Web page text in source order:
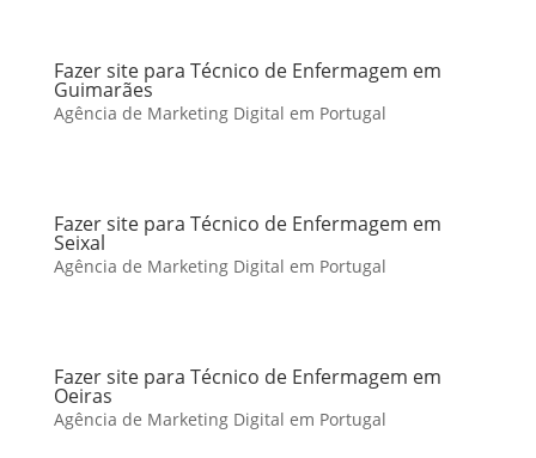
Fazer site para Técnico de Enfermagem em
Guimarães
Agência de Marketing Digital em Portugal
Fazer site para Técnico de Enfermagem em
Seixal
Agência de Marketing Digital em Portugal
Fazer site para Técnico de Enfermagem em
Oeiras
Agência de Marketing Digital em Portugal